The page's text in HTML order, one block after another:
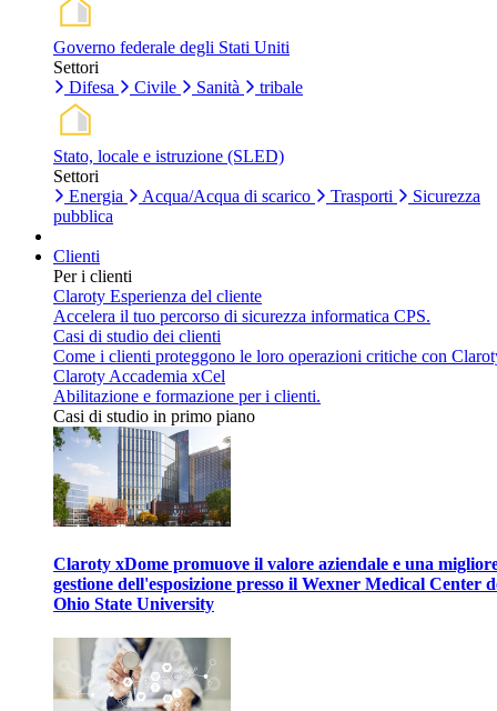
Governo federale degli Stati Uniti
Settori
Difesa
Civile Sanità tribale
Stato, locale e istruzione (SLED)
Settori
Energia
Acqua/Acqua di scarico Trasporti
Sicurezza
pubblica
Clienti
Per i clienti
Claroty Esperienza del cliente
Accelera il tuo percorso di sicurezza informatica CPS.
Casi di studio dei clienti
Come i clienti proteggono le loro operazioni critiche con
Claroty Accademia xCel
Abilitazione e formazione per i clienti.
Casi di studio in primo piano
Claroty xDome promuove il valore aziendale e una
gestione dell'esposizione presso il Wexner Medical Center
Ohio State University